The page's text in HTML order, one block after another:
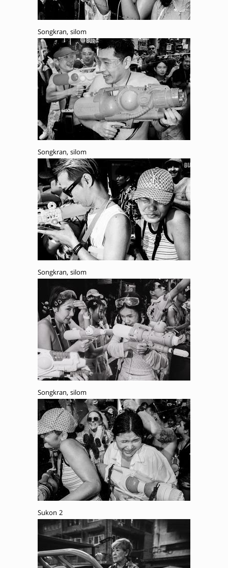
Songkran, silom
Songkran, silom
Songkran, silom
Songkran, silom
Sukon 2